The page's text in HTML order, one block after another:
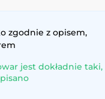
zgodnie z opisem,
jest dokładnie taki,